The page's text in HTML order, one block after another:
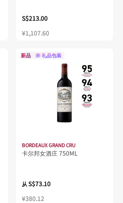
S$213.00
¥1,107.60
新品 礼品包装
BORDEAUX GRAND CRU
卡尔邦女酒庄 750ML
从S$73.10
¥380.12